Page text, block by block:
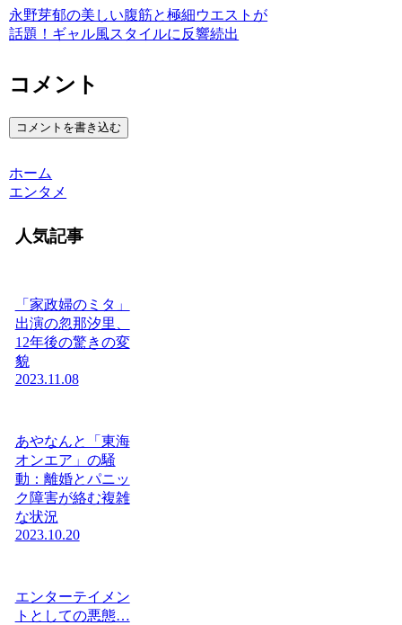
永野芽郁の美しい腹筋と極細ウエストが
話題！ギャル風スタイルに反響続出
コメント
コメントを書き込む
ホーム
エンタメ
人気記事
「家政婦のミタ」
出演の忽那汐里、
12年後の驚きの変
貌
2023.11.08
あやなんと「東海
オンエア」の騒
動：離婚とパニッ
ク障害が絡む複雑
な状況
2023.10.20
エンターテイメン
トとしての悪態…